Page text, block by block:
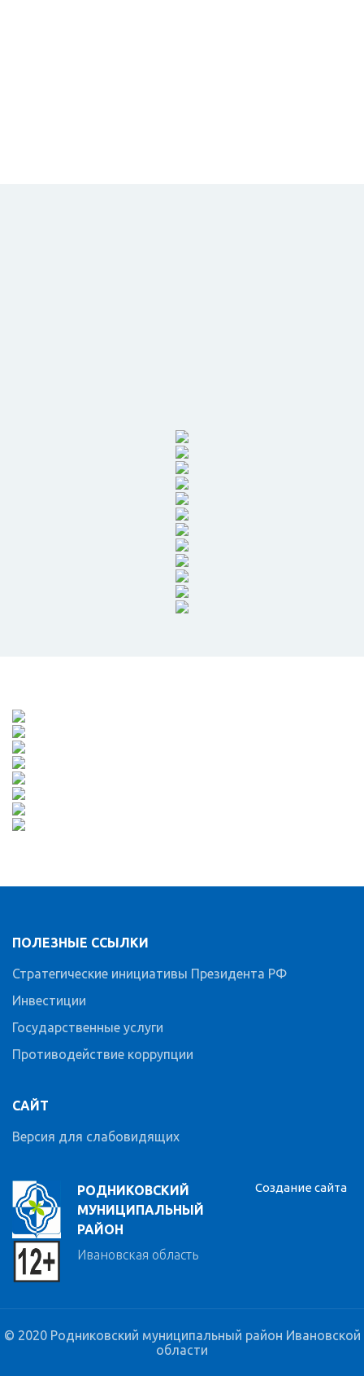
РОДНИКОВСКИЙ
МУНИЦИПАЛЬНЫЙ
РАЙОН
Ивановская область
ПОЛЕЗНЫЕ ССЫЛКИ
Стратегические инициативы Президента РФ
Инвестиции
Государственные услуги
Противодействие коррупции
САЙТ
Версия для слабовидящих
Создание сайта
© 2020 Родниковский муниципальный район Ивановской
области